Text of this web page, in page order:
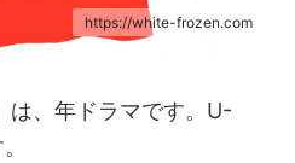
https://white-frozen.com
は、年ドラマです。U-